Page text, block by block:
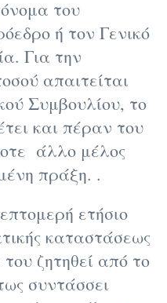
του
ή τον Γενικό
Για την
απαιτείται
Συμβουλίου, το
και πέραν του
άλλο μέλος
πράξη. .
ετήσιο
καταστάσεως
ζητηθεί από το
συντάσσει